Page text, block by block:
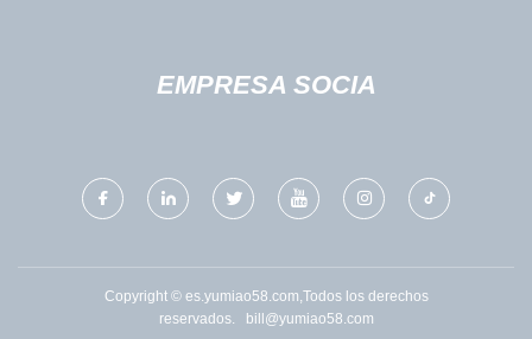
EMPRESA SOCIA
Copyright © es.yumiao58.com,Todos los derechos
reservados.
bill@yumiao58.com